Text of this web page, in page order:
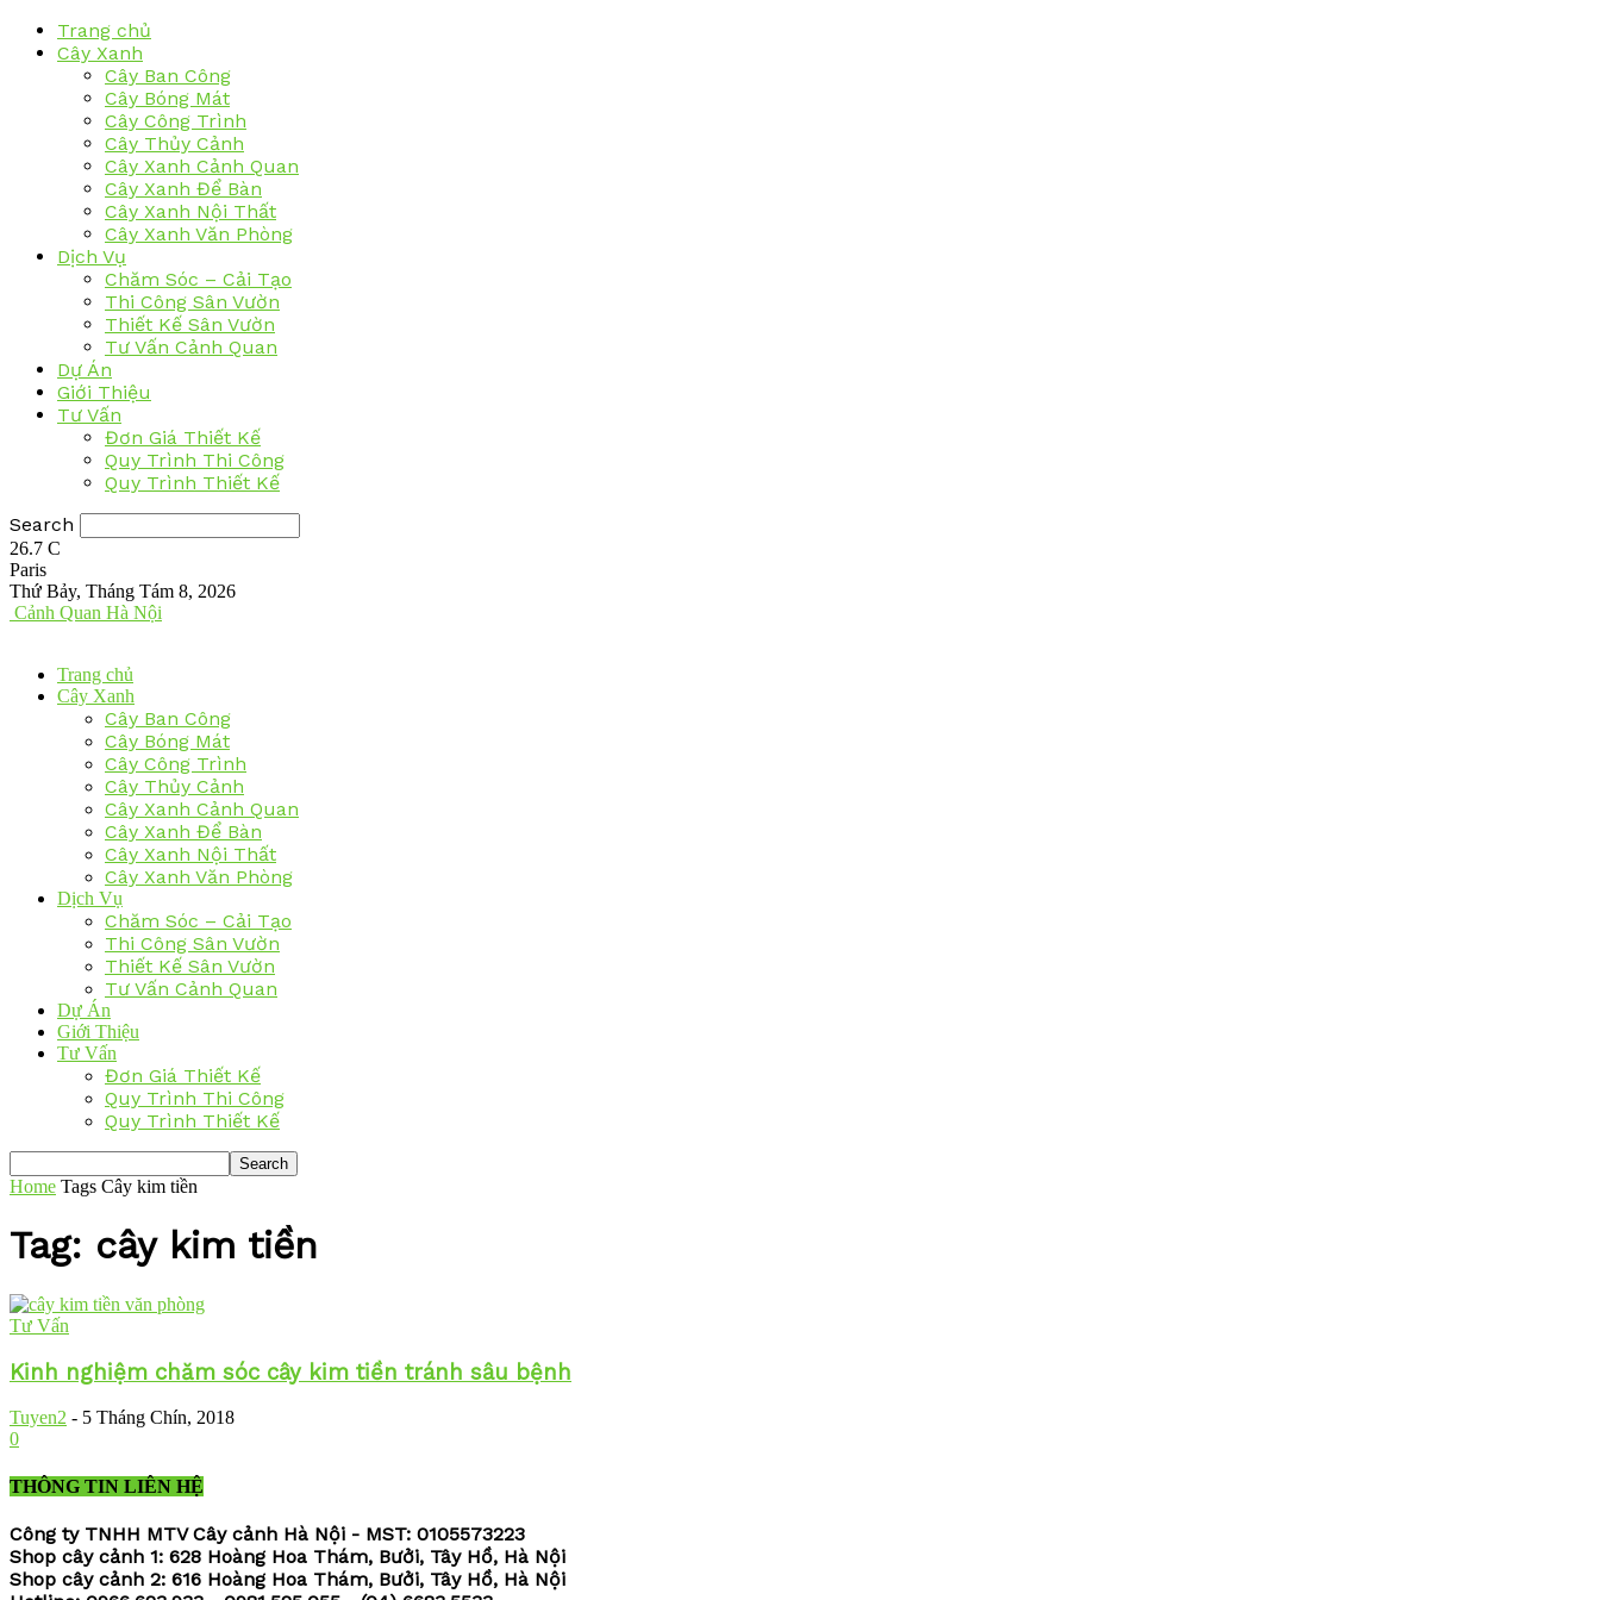
Trang chủ
Cây Xanh
Cây Ban Công
Cây Bóng Mát
Cây Công Trình
Cây Thủy Cảnh
Cây Xanh Cảnh Quan
Cây Xanh Để Bàn
Cây Xanh Nội Thất
Cây Xanh Văn Phòng
Dịch Vụ
Chăm Sóc – Cải Tạo
Thi Công Sân Vườn
Thiết Kế Sân Vườn
Tư Vấn Cảnh Quan
Dự Án
Giới Thiệu
Tư Vấn
Đơn Giá Thiết Kế
Quy Trình Thi Công
Quy Trình Thiết Kế
Search
26.7 C
Paris
Thứ Bảy, Tháng Tám 8, 2026
Cảnh Quan Hà Nội
Trang chủ
Cây Xanh
Cây Ban Công
Cây Bóng Mát
Cây Công Trình
Cây Thủy Cảnh
Cây Xanh Cảnh Quan
Cây Xanh Để Bàn
Cây Xanh Nội Thất
Cây Xanh Văn Phòng
Dịch Vụ
Chăm Sóc – Cải Tạo
Thi Công Sân Vườn
Thiết Kế Sân Vườn
Tư Vấn Cảnh Quan
Dự Án
Giới Thiệu
Tư Vấn
Đơn Giá Thiết Kế
Quy Trình Thi Công
Quy Trình Thiết Kế
Home Tags Cây kim tiền
Tag: cây kim tiền
Tư Vấn
Kinh nghiệm chăm sóc cây kim tiền tránh sâu bệnh
Tuyen2 - 5 Tháng Chín, 2018
0
THÔNG TIN LIÊN HỆ
Công ty TNHH MTV Cây cảnh Hà Nội - MST: 0105573223
Shop cây cảnh 1: 628 Hoàng Hoa Thám, Bưởi, Tây Hồ, Hà Nội
Shop cây cảnh 2: 616 Hoàng Hoa Thám, Bưởi, Tây Hồ, Hà Nội